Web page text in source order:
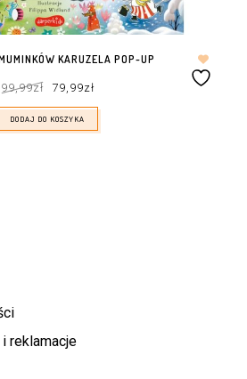
KARUZELA POP-UP
99,99zł cena
wynosiła:
99,99zł.
79,99złcena
79,99zł.
DODAJ DO KOSZYKA
reklamacje